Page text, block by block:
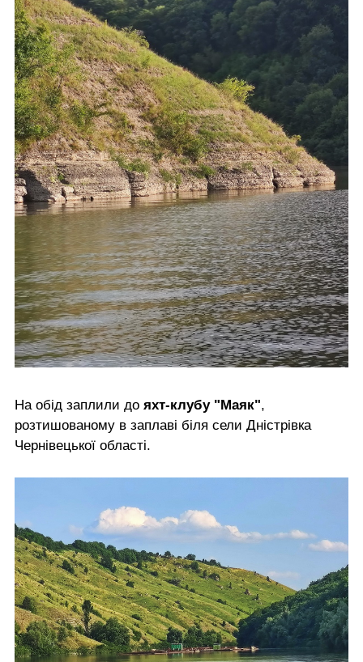
На обід заплили до яхт-клубу "Маяк",
розтишованому в заплаві біля сели Дністрівка
Чернівецької області.